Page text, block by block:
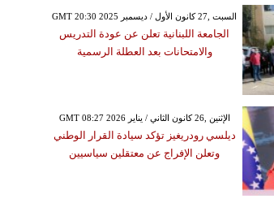
GMT 20:30 2025 السبت ,27 كانون الأول / ديسمبر
الجامعة اللبنانية تعلن عن عودة التدريس
والامتحانات بعد العطلة الرسمية
GMT 08:27 2026 الإثنين ,26 كانون الثاني / يناير
ديلسي رودريغيز تؤكد سيادة القرار الوطني
وتعلن الإفراج عن معتقلين سياسيين